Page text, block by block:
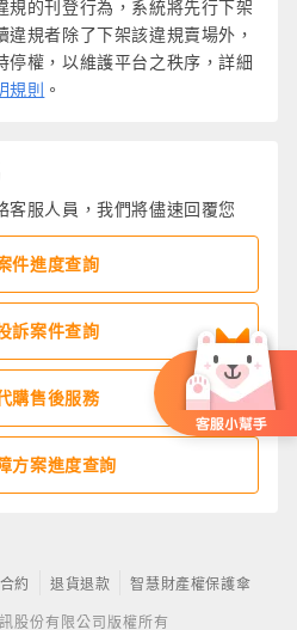
規的刊登行為，系統將先行下架
規者除了下架該違規賣場外，
停權，以維護平台之秩序，詳細
規則 。
客服人員，我們將儘速回覆您
件進度查詢
訴案件查詢
購售後服務
方案進度查詢
約 退貨退款 智慧財產權保護傘
股份有限公司版權所有